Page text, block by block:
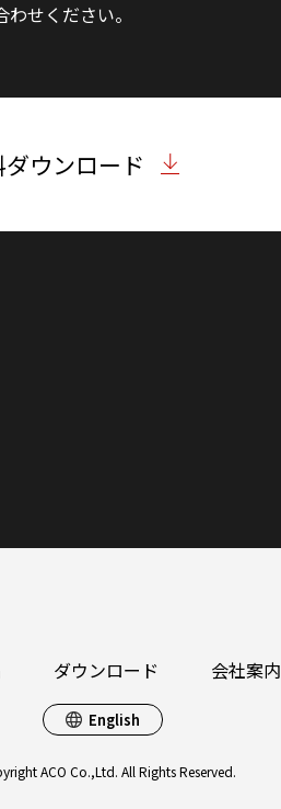
せください。
ダウンロード
ダウンロード 会社案内
English
ACO Co.,Ltd. All Rights Reserved.